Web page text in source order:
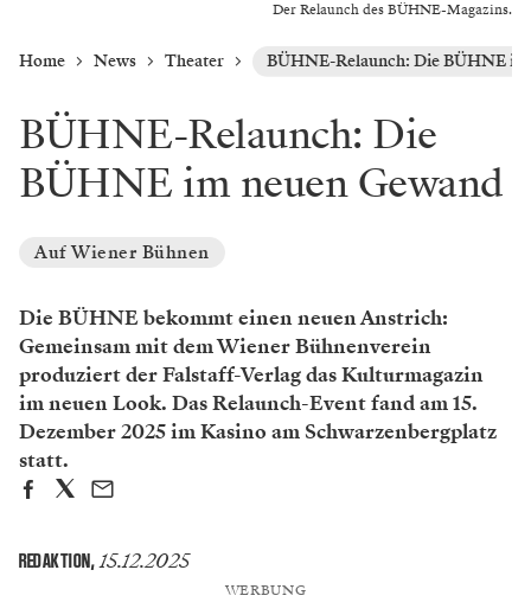
Der Relaunch des BÜHNE-Magazins.
Home News Theater BÜHNE-Relaunch: Die BÜHNE im
BÜHNE-Relaunch: Die
BÜHNE im neuen Gewand
Auf Wiener Bühnen
Die BÜHNE bekommt einen neuen Anstrich:
Gemeinsam mit dem Wiener Bühnenverein
produziert der Falstaff-Verlag das Kulturmagazin
im neuen Look. Das Relaunch-Event fand am 15.
Dezember 2025 im Kasino am Schwarzenbergplatz
statt.
REDAKTION, 15.12.2025
WERBUNG